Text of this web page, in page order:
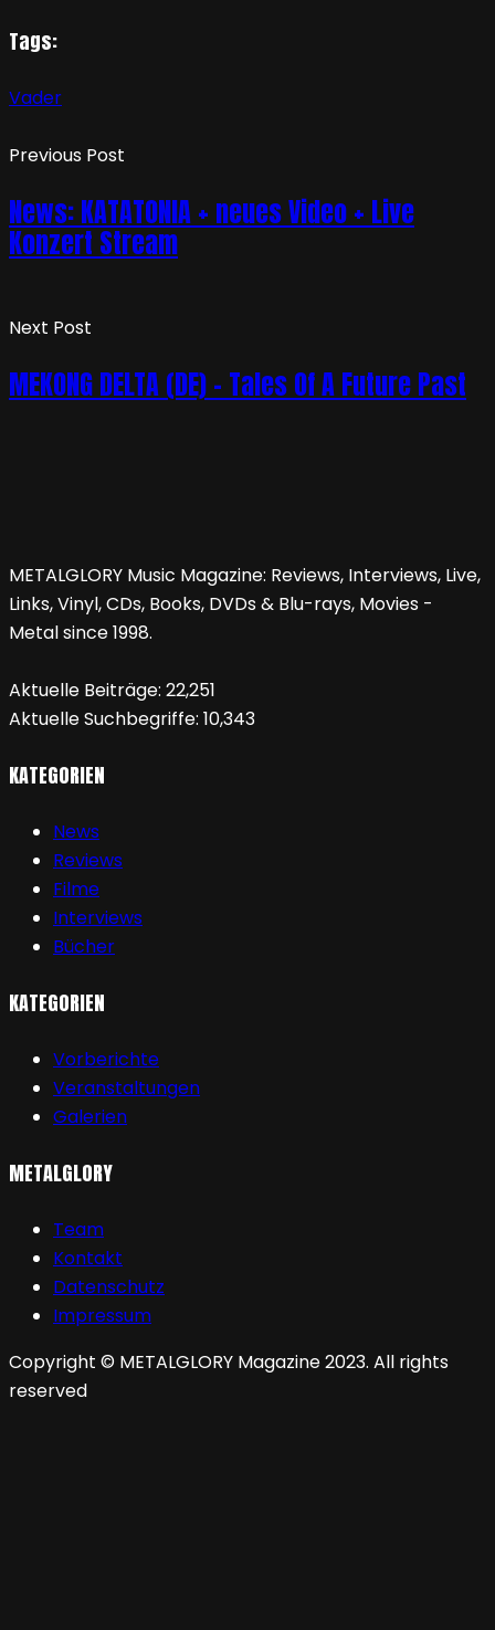
Tags:
Vader
Previous Post
News: KATATONIA + neues Video + Live
Konzert Stream
Next Post
MEKONG DELTA (DE) – Tales Of A Future Past
METALGLORY Music Magazine: Reviews, Interviews, Live,
Links, Vinyl, CDs, Books, DVDs & Blu-rays, Movies -
Metal since 1998.
Aktuelle Beiträge: 22,251
Aktuelle Suchbegriffe: 10,343
KATEGORIEN
News
Reviews
Filme
Interviews
Bücher
KATEGORIEN
Vorberichte
Veranstaltungen
Galerien
METALGLORY
Team
Kontakt
Datenschutz
Impressum
Copyright © METALGLORY Magazine 2023. All rights
reserved